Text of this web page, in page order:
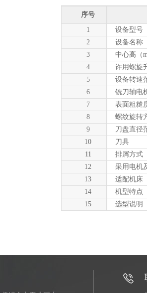
序号
1
2
3
4
5
6
7
8
9
10
11
12
13
14
15
设备型号
设备名称
中心高（
许用螺旋
设备转速
铣刀轴电
表面粗糙
螺纹旋转
刀盘直径
刀具
排屑方式
采用电机
适配机床
机型特点
选型说明